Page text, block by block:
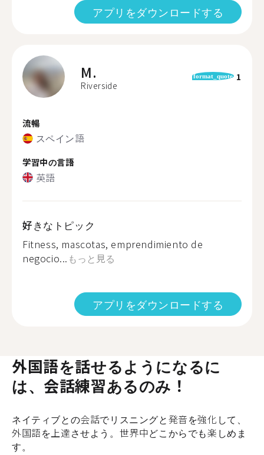
アプリをダウンロードする
M.
Riverside
format_quote 1
流暢
スペイン語
学習中の言語
英語
好きなトピック
Fitness, mascotas, emprendimiento de
negocio... もっと見る
アプリをダウンロードする
外国語を話せるようになるに
は、会話練習あるのみ！
ネイティブとの会話でリスニングと発音を強化して、
外国語を上達させよう。世界中どこからでも楽しめま
す。